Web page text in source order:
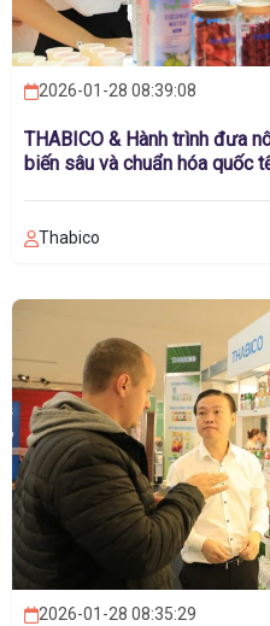
2026-01-28 08:39:08
THABICO & Hành trình đưa
biến sâu và chuẩn hóa quốc
Thabico
2026-01-28 08:35:29